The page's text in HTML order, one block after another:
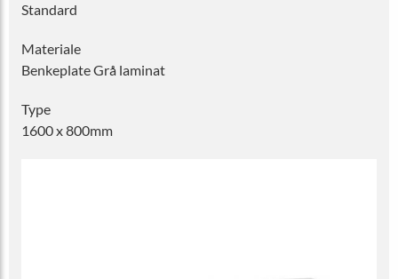
Standard
Materiale
Benkeplate Grå laminat
Type
1600 x 800mm